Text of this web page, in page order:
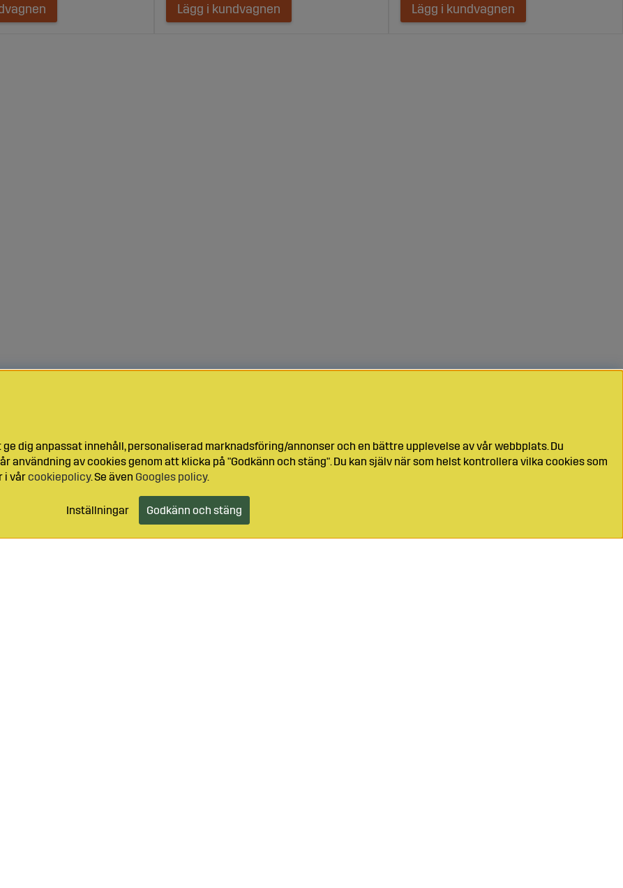
Lägg i kundvagnen Lägg i kundvagnen
dig anpassat innehåll, personaliserad marknadsföring/annonser och en bättre upplevelse av vår webbplats. Du
av cookies genom att klicka på "Godkänn och stäng". Du kan själv när som helst kontrollera vilka cookies som
i vårcookiepolicy. Se även Googles policy.
Inställningar Godkänn och stäng